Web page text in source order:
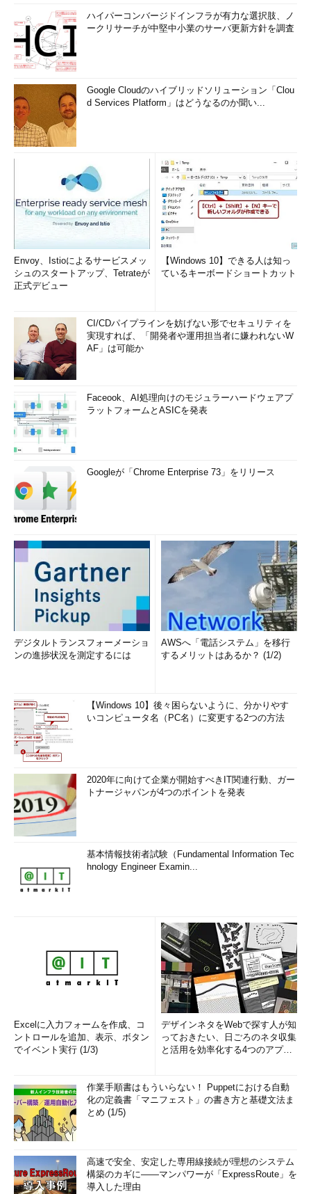
ハイパーコンバージドインフラが有力な選択肢、ノ
ークリサーチが中堅中小業のサーバ更新方針を調査
Google Cloudのハイブリッドソリューション「Clou
d Services Platform」はどうなるのか聞い...
Envoy、Istioによるサービスメッ
シュのスタートアップ、Tetrateが
正式デビュー
【Windows 10】できる人は知っ
ているキーボードショートカット
CI/CDパイプラインを妨げない形でセキュリティを
実現すれば、「開発者や運用担当者に嫌われないW
AF」は可能か
Faceook、AI処理向けのモジュラーハードウェアプ
ラットフォームとASICを発表
Googleが「Chrome Enterprise 73」をリリース
デジタルトランスフォーメーショ
ンの進捗状況を測定するには
AWSへ「電話システム」を移行
するメリットはあるか？ (1/2)
【Windows 10】後々困らないように、分かりやす
いコンピュータ名（PC名）に変更する2つの方法
2020年に向けて企業が開始すべきIT関連行動、ガー
トナージャパンが4つのポイントを発表
基本情報技術者試験（Fundamental Information Tec
hnology Engineer Examin...
Excelに入力フォームを作成、コ
ントロールを追加、表示、ボタン
でイベント実行 (1/3)
デザインネタをWebで探す人が知
っておきたい、日ごろのネタ収集
と活用を効率化する4つのアプリ
作業手順書はもういらない！ Puppetにおける自動
化の定義書「マニフェスト」の書き方と基礎文法ま
とめ (1/5)
高速で安全、安定した専用線接続が理想のシステム
構築のカギに――マンパワーが「ExpressRoute」を
導入した理由